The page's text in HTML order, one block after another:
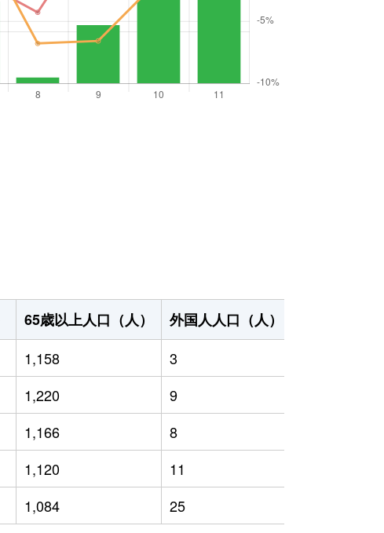
65歳以上人口（人） 外国人人口（人）
1,158 3
1,220 9
1,166 8
1,120 11
1,084 25